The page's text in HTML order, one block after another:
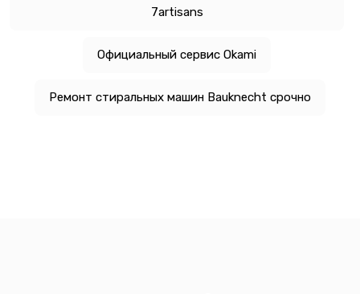
7artisans
Официальный сервис Okami
Ремонт стиральных машин Bauknecht срочно